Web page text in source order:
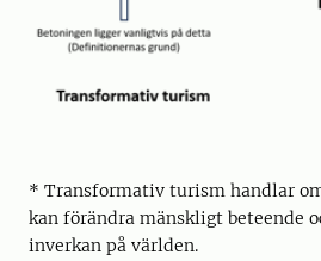
* Transformativ turism handlar
kan förändra mänskligt beteende
inverkan på världen.